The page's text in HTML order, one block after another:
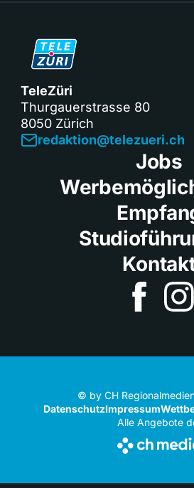
TeleZüri
Thurgauerstrasse 80
8050 Zürich
redaktion@telezueri.ch
Jobs
© by CH
DatenschutzImpressum
Alle Angebote